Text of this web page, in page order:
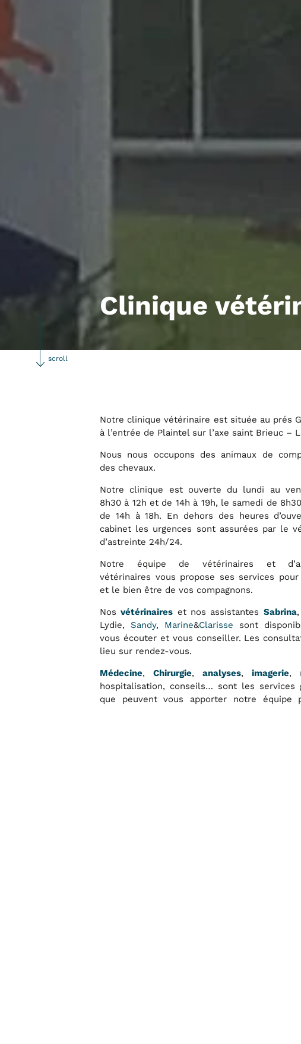
Clinique
scroll
Notre clinique vétérinaire est située au prés
à l’entrée de Plaintel sur l’axe saint Brieuc –
Nous nous occupons des animaux de
des chevaux.
Notre clinique est ouverte du lundi au
8h30 à 12h et de 14h à 19h, le samedi de
de 14h à 18h. En dehors des heures
cabinet les urgences sont assurées par le
d’astreinte 24h/24.
Notre équipe de vétérinaires et
vétérinaires vous propose ses services
et le bien être de vos compagnons.
Nosvétérinaires et nos assistantes Sabrina,
Lydie, Sandy, Marine&Clarisse sont
vous écouter et vous conseiller. Les
lieu sur rendez-vous.
Médecine,Chirurgie,analyses,imagerie,
hospitalisation, conseils… sont les services
que peuvent vous apporter notre équipe